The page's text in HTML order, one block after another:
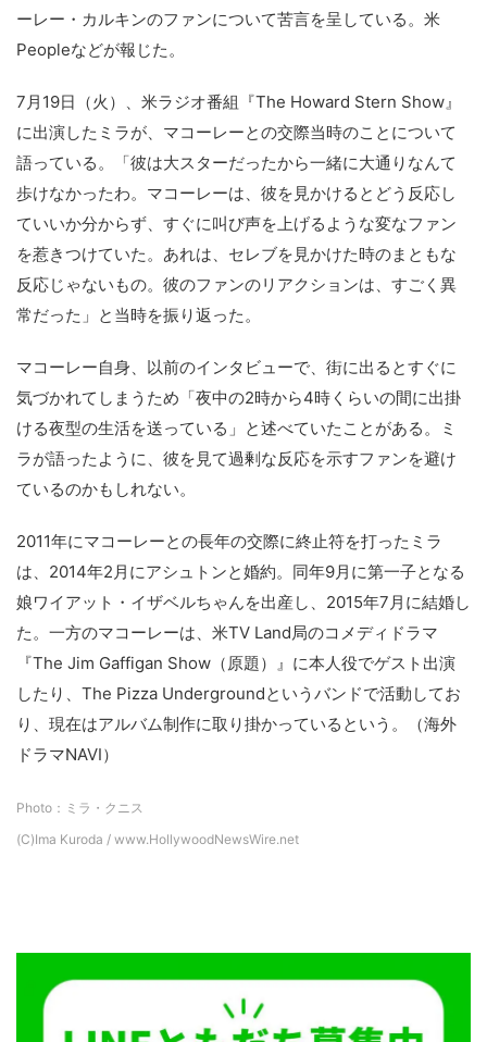
ーレー・カルキンのファンについて苦言を呈している。米
Peopleなどが報じた。
7月19日（火）、米ラジオ番組『The Howard Stern Show』
に出演したミラが、マコーレーとの交際当時のことについて
語っている。「彼は大スターだったから一緒に大通りなんて
歩けなかったわ。マコーレーは、彼を見かけるとどう反応し
ていいか分からず、すぐに叫び声を上げるような変なファン
を惹きつけていた。あれは、セレブを見かけた時のまともな
反応じゃないもの。彼のファンのリアクションは、すごく異
常だった」と当時を振り返った。
マコーレー自身、以前のインタビューで、街に出るとすぐに
気づかれてしまうため「夜中の2時から4時くらいの間に出掛
ける夜型の生活を送っている」と述べていたことがある。ミ
ラが語ったように、彼を見て過剰な反応を示すファンを避け
ているのかもしれない。
2011年にマコーレーとの長年の交際に終止符を打ったミラ
は、2014年2月にアシュトンと婚約。同年9月に第一子となる
娘ワイアット・イザベルちゃんを出産し、2015年7月に結婚し
た。一方のマコーレーは、米TV Land局のコメディドラマ
『The Jim Gaffigan Show（原題）』に本人役でゲスト出演
したり、The Pizza Undergroundというバンドで活動してお
り、現在はアルバム制作に取り掛かっているという。（海外
ドラマNAVI）
Photo：ミラ・クニス
(C)Ima Kuroda / www.HollywoodNewsWire.net